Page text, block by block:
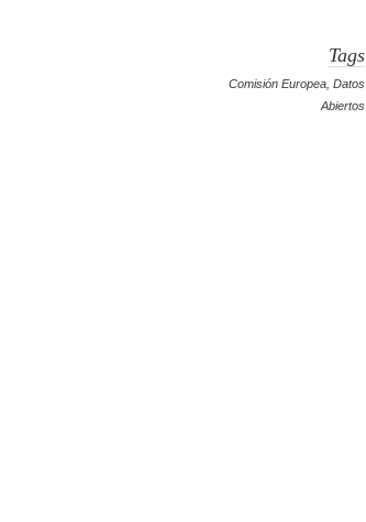
Tags
Comisión Europea,Datos
Abiertos